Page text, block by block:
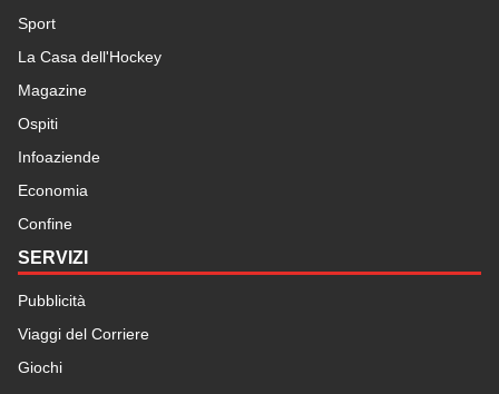
Sport
La Casa dell'Hockey
Magazine
Ospiti
Infoaziende
Economia
Confine
SERVIZI
Pubblicità
Viaggi del Corriere
Giochi